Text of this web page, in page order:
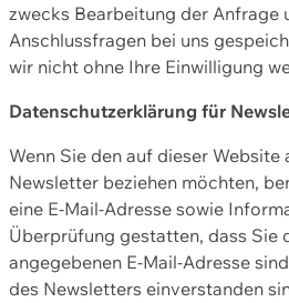
zwecks Bearbeitung der Anfrage
Anschlussfragen bei uns
wir nicht ohne Ihre Einwilligung
Datenschutzerklärung für
Wenn Sie den auf dieser Website
Newsletter beziehen möchten,
eine E-Mail-Adresse sowie
Überprüfung gestatten, dass Sie
angegebenen E-Mail-Adresse
des Newsletters einverstanden